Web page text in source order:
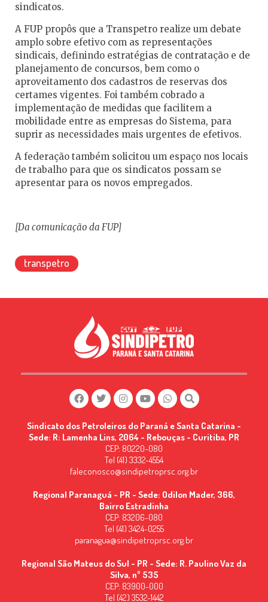
sindicatos.
A FUP propôs que a Transpetro realize um debate
amplo sobre efetivo com as representações
sindicais, definindo estratégias de contratação e de
planejamento de concursos, bem como o
aproveitamento dos cadastros de reservas dos
certames vigentes. Foi também cobrado a
implementação de medidas que facilitem a
mobilidade entre as empresas do Sistema, para
suprir as necessidades mais urgentes de efetivos.
A federação também solicitou um espaço nos locais
de trabalho para que os sindicatos possam se
apresentar para os novos empregados.
[Da comunicação da FUP]
transpetro
Sindicato dos Petroleiros do Paraná e Santa Catarina -
Sede: R: Lamenha Lins, 2064 - Rebouças - Curitiba, PR
CEP: 80220-080
Tel (41) 3332-4554
faleconosco@sindipetroprsc.org.br
Regional Paranaguá - PR - Sede: Odilon Mader, 366,
Bairro Estradinha
CEP: 83206-080
Tel (41) 3424-0255
paranagua@sindipetroprsc.org.br
Regional São Mateus do Sul - PR - Sede: R. Paulino Vaz da
Silva, nº 535
CEP: 83900-000
Tel (42) 3532-1442